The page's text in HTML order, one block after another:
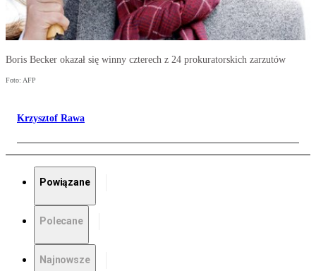
Boris Becker okazał się winny czterech z 24 prokuratorskich zarzutów
Foto: AFP
Krzysztof Rawa
Powiązane
Polecane
Najnowsze